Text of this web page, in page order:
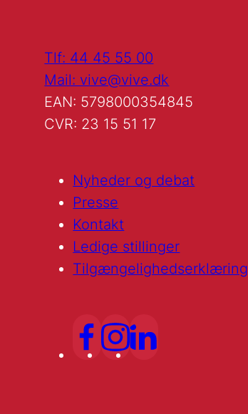
Tlf: 44 45 55 00
Mail: vive@vive.dk
EAN: 5798000354845
CVR: 23 15 51 17
Nyheder og debat
Presse
Kontakt
Ledige stillinger
Tilgængelighedserklæring